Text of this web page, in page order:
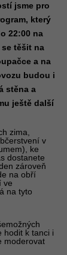
jsme pro
který
22:00 na
se těšit na
a na
budou i
stěna a
ještě další
zima,
v
ke
dostanete
zároveň
na obří
ve
na tyto
hodit k tanci i
moderovat